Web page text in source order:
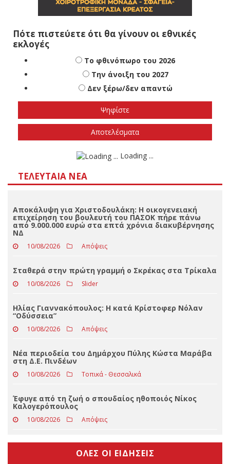
Πότε πιστεύετε ότι θα γίνουν οι εθνικές
εκλογές
Το φθινόπωρο του 2026
Την άνοιξη του 2027
Δεν ξέρω/δεν απαντώ
ΤΕΛΕΥΤΑΊΑ ΝΈΑ
από 9.000.000 ευρώ στα επτά χρόνια διακυβέρνησης
ΝΔ
Σταθερά στην πρώτη γραμμή ο Σκρέκας στα Τρίκαλα
10/08/2026 Slider
Ηλίας Γιαννακόπουλος: Η κατά Κρίστοφερ Νόλαν
“Oδύσσεια”
10/08/2026 Απόψεις
Νέα περιοδεία του Δημάρχου Πύλης Κώστα Μαράβα
στη Δ.Ε. Πινδέων
10/08/2026 Τοπικά - Θεσσαλικά
Έφυγε από τη ζωή ο σπουδαίος ηθοποιός Νίκος
Καλογερόπουλος